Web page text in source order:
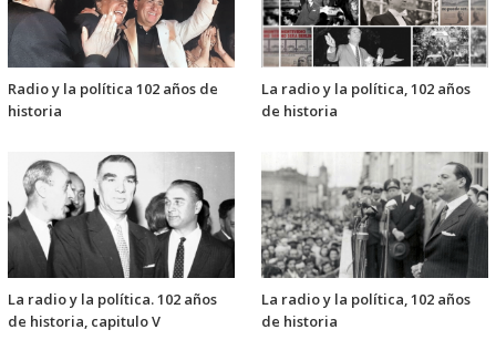
Radio y la política 102 años de
historia
La radio y la política, 102 años
de historia
La radio y la política. 102 años
de historia, capitulo V
La radio y la política, 102 años
de historia